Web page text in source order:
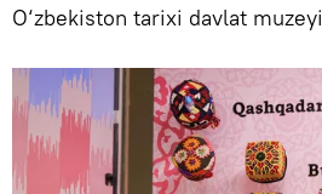
O‘zbekiston tarixi davlat muzeyi